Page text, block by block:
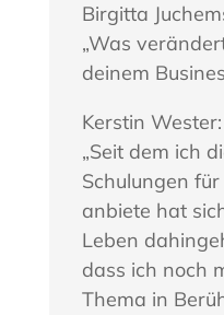
Birgitta
„Was
deinem
Kerstin Wester:
„Seit dem ich
Schulungen
anbiete hat
Leben
dass ich noch
Thema in